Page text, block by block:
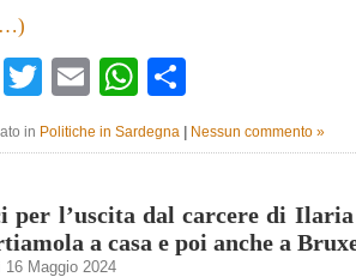
Facebook
TwitterEmailWhatsApp
in Politiche in Sardegna Nessun commento »
per l’uscita dal carcere di Ilaria
a casa e poi anche a
16 Maggio 2024